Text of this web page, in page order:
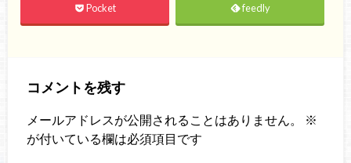
Pocket feedly
コメントを残す
メールアドレスが公開されることはありません。
※
が付いている欄は必須項目です